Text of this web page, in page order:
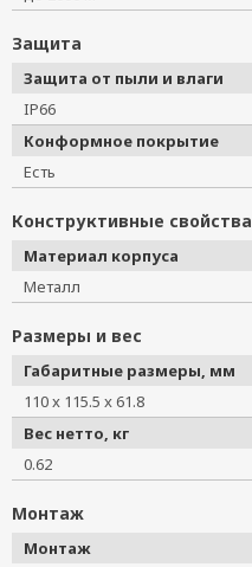
Защита
Защита от пыли и влаги
IP66
Конформное покрытие
Есть
Конструктивные свойства
Материал корпуса
Металл
Размеры и вес
Габаритные размеры, мм
110 x 115.5 x 61.8
Вес нетто, кг
0.62
Монтаж
Монтаж